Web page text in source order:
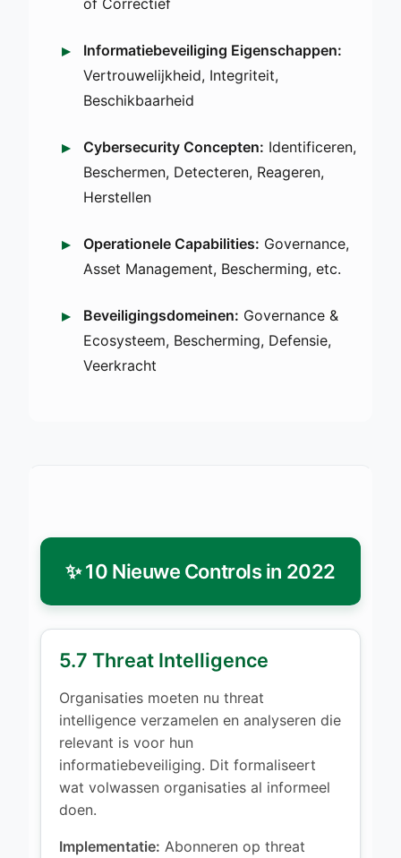
Informatiebeveiliging Eigenschappen:
Vertrouwelijkheid, Integriteit,
Beschikbaarheid
Cybersecurity Concepten: Identificeren,
Beschermen, Detecteren, Reageren,
Herstellen
Operationele Capabilities: Governance,
Asset Management, Bescherming, etc.
Beveiligingsdomeinen: Governance &
Ecosysteem, Bescherming, Defensie,
Veerkracht
✨ 10 Nieuwe Controls in 2022
5.7 Threat Intelligence
Organisaties moeten nu threat
intelligence verzamelen en analyseren die
relevant is voor hun
informatiebeveiliging. Dit formaliseert
wat volwassen organisaties al informeel
doen.
Implementatie: Abonneren op threat